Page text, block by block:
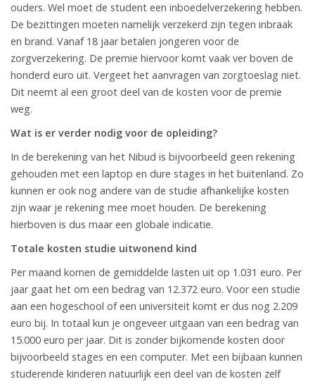
ouders. Wel moet de student een inboedelverzekering hebben.
De bezittingen moeten namelijk verzekerd zijn tegen inbraak
en brand. Vanaf 18 jaar betalen jongeren voor de
zorgverzekering. De premie hiervoor komt vaak ver boven de
honderd euro uit. Vergeet het aanvragen van zorgtoeslag niet.
Dit neemt al een groot deel van de kosten voor de premie
weg.
Wat is er verder nodig voor de opleiding?
In de berekening van het Nibud is bijvoorbeeld geen rekening
gehouden met een laptop en dure stages in het buitenland. Zo
kunnen er ook nog andere van de studie afhankelijke kosten
zijn waar je rekening mee moet houden. De berekening
hierboven is dus maar een globale indicatie.
Totale kosten studie uitwonend kind
Per maand komen de gemiddelde lasten uit op 1.031 euro. Per
jaar gaat het om een bedrag van 12.372 euro. Voor een studie
aan een hogeschool of een universiteit komt er dus nog 2.209
euro bij. In totaal kun je ongeveer uitgaan van een bedrag van
15.000 euro per jaar. Dit is zonder bijkomende kosten door
bijvoorbeeld stages en een computer. Met een bijbaan kunnen
studerende kinderen natuurlijk een deel van de kosten zelf